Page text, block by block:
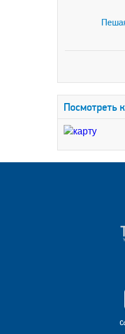
Посмотреть